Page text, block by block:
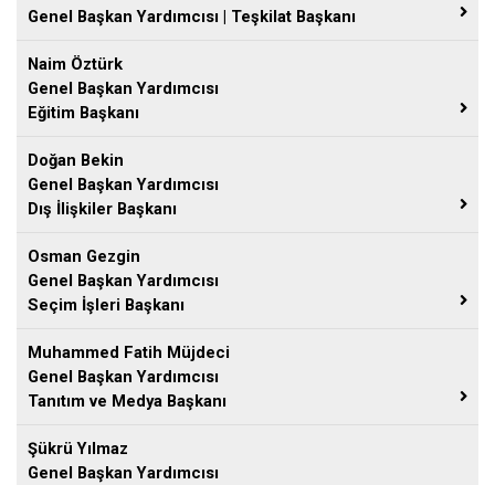
Genel Başkan Yardımcısı | Teşkilat Başkanı
Naim Öztürk
Genel Başkan Yardımcısı
Eğitim Başkanı
Doğan Bekin
Genel Başkan Yardımcısı
Dış İlişkiler Başkanı
Osman Gezgin
Genel Başkan Yardımcısı
Seçim İşleri Başkanı
Muhammed Fatih Müjdeci
Genel Başkan Yardımcısı
Tanıtım ve Medya Başkanı
Şükrü Yılmaz
Genel Başkan Yardımcısı